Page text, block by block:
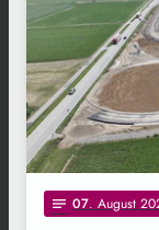
notes 07. August